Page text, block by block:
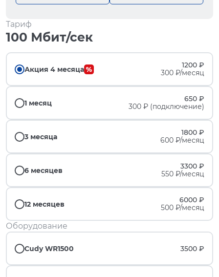
Тариф
100 Мбит/сек
Акция 4 месяца
1200 ₽
300 ₽/месяц
1 месяц
650 ₽
300 ₽ (подключение)
3 месяца
1800 ₽
600 ₽/месяц
6 месяцев
3300 ₽
550 ₽/месяц
12 месяцев
6000 ₽
500 ₽/месяц
Оборудование
Cudy WR1500 3500 ₽